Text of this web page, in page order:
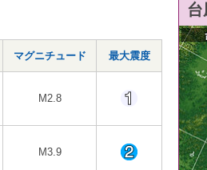
マグニチュード 最大震度
M2.8
M3.9